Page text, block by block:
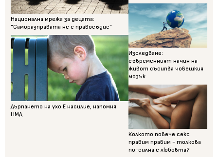
Национална мрежа за децата:
"Саморазправата не е правосъдие"
Дърпането на ухо Е насилие, напомня
НМД
Изследване:
съвременният начин на
живот съсипва човешкия
мозък
Колкото повече секс
правим правим - толкова
по-силна е любовта?